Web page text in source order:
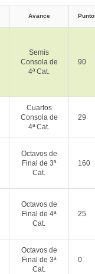
Avance
Semis
Consola de
4ª Cat.
90
Cuartos
Consola de
4ª Cat.
29
Octavos de
Final de 3ª
Cat.
160
Octavos de
Final de 4ª
Cat.
25
Octavos de
Final de 3ª
Cat.
0